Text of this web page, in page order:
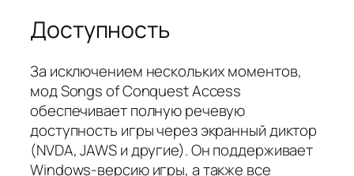
Доступность
За исключением нескольких моментов,
мод Songs of Conquest Access
обеспечивает полную речевую
доступность игры через экранный диктор
(NVDA, JAWS и другие). Он поддерживает
Windows-версию игры, а также все